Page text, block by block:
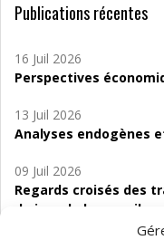
Publications récentes
16 Juil 2026
Perspectives
13 Juil 2026
Analyses endogènes
09 Juil 2026
Regards croisés des
de jour de bas seuil